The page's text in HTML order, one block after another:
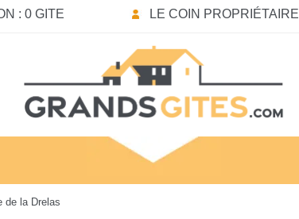
: 0 GITE LE COIN PROPRIÉTAIRE
de la Drelas